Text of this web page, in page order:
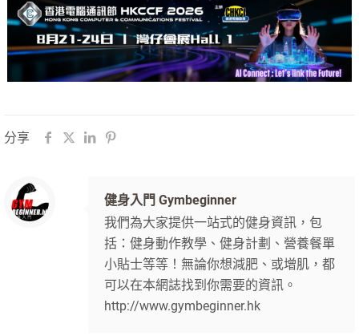
分享
健身入門 Gymbeginner
我們為大家提供一站式的健身資訊，包
括：健身動作教學、健身計劃、營養餐單
小貼士等等！無論你想減肥、或增肌，都
可以在本網誌找到你需要的資訊。
http://www.gymbeginner.hk